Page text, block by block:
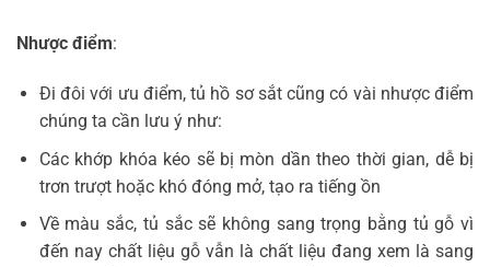
Nhược điểm:
Đi đôi với ưu điểm, tủ hồ sơ sắt cũng có vài nhược điểm
chúng ta cần lưu ý như:
Các khớp khóa kéo sẽ bị mòn dần theo thời gian, dễ bị
trơn trượt hoặc khó đóng mở, tạo ra tiếng ồn
Về màu sắc, tủ sắc sẽ không sang trọng bằng tủ gỗ vì
đến nay chất liệu gỗ vẫn là chất liệu đang xem là sang